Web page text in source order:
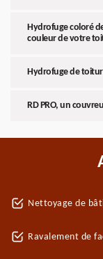
Hydrofuge coloré
couleur de votre
Hydrofuge de
RD PRO, un
Nettoyage de
Ravalement de